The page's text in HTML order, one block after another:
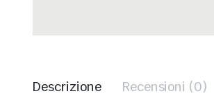
Descrizione Recensioni (0)